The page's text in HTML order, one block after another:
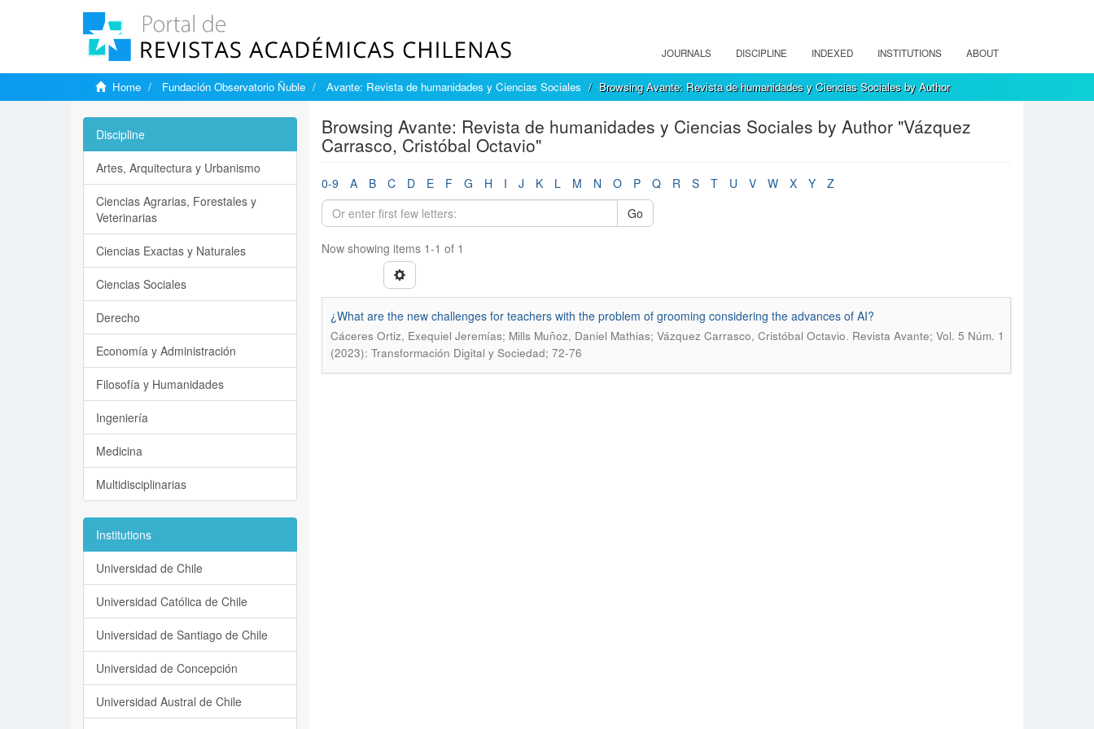
JOURNALS DISCIPLINE INDEXED INSTITUTIONS ABOUT
Home Fundación Observatorio Ñuble Avante: Revista de humanidades y Ciencias Sociales Browsing Avante: Revista de humanidades y Ciencias Sociales by Author
Browsing Avante: Revista de humanidades y Ciencias Sociales by Author "Vázquez
Carrasco, Cristóbal Octavio"
0-9 A B C D E F G H I J K L M N O P Q R S T U V W X Y
Z
Go
Now showing items 1-1 of 1
¿What are the new challenges for teachers with the problem of grooming considering the advances of AI?
Cáceres Ortiz, Exequiel Jeremías; Mills Muñoz, Daniel Mathias; Vázquez Carrasco, Cristóbal Octavio. Revista Avante; Vol. 5 Núm. 1
(2023): Transformación Digital y Sociedad; 72-76
Discipline
Artes, Arquitectura y Urbanismo
Ciencias Agrarias, Forestales y
Veterinarias
Ciencias Exactas y Naturales
Ciencias Sociales
Derecho
Economía y Administración
Filosofía y Humanidades
Ingeniería
Medicina
Multidisciplinarias
Institutions
Universidad de Chile
Universidad Católica de Chile
Universidad de Santiago de Chile
Universidad de Concepción
Universidad Austral de Chile